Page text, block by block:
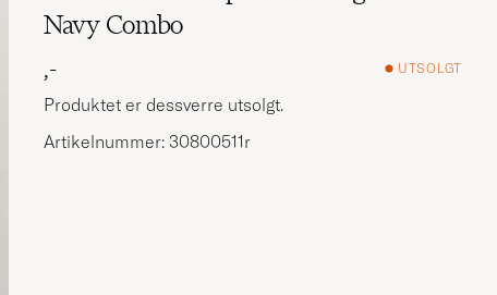
Navy Combo
,-
UTSOLGT
Produktet er dessverre utsolgt.
Artikelnummer: 30800511r